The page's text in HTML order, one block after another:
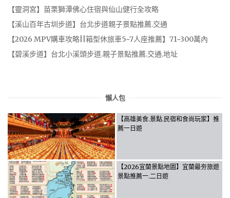
【靈洞宮】苗栗獅潭佛心住宿與仙山健行全攻略
【溪山百年古圳步道】台北步道親子景點推薦.交通
【2026 MPV購車攻略||箱型休旅車5~7人座推薦】71~300萬內
【碧溪步道】台北小溪頭步道.親子景點推薦.交通.地址
懶人包
【高雄美食.景點.民宿和食尚玩家】推
薦一日遊
【2026宜蘭景點地圖】宜蘭最夯旅遊
景點推薦一.二日遊